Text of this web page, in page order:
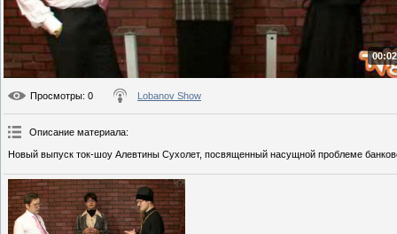
Просмотры: 0 Lobanov Show
Описание материала:
Новый выпуск ток-шоу Алевтины Сухолет, посвященный насущной проблеме